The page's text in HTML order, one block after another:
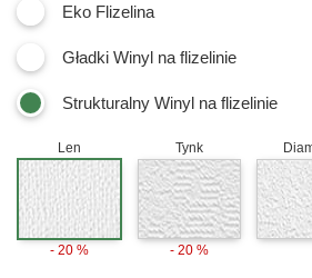
Eko Flizelina
Gładki Winyl na flizelinie
Strukturalny Winyl na flizelinie
Len
- 20 %
Tynk
- 20 %